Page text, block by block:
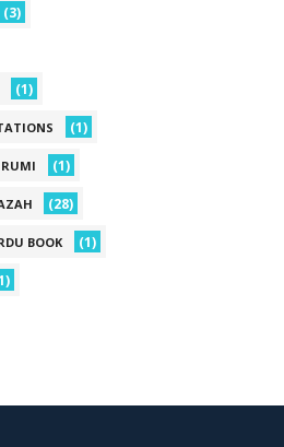
(3)
(1)
(1)
RUMI (1)
(28)
BOOK (1)